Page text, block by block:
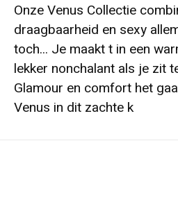
Onze Venus Collectie
draagbaarheid en sexy
toch... Je maakt t in een
lekker nonchalant als je zit
Glamour en comfort het
Venus in dit zachte k